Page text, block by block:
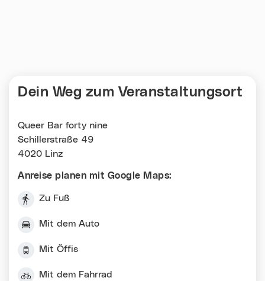
Dein Weg zum Veranstaltungsort
Queer Bar forty nine
Schillerstraße 49
4020 Linz
Anreise planen mit Google Maps:
Zu Fuß
Mit dem Auto
Mit Öffis
Mit dem Fahrrad